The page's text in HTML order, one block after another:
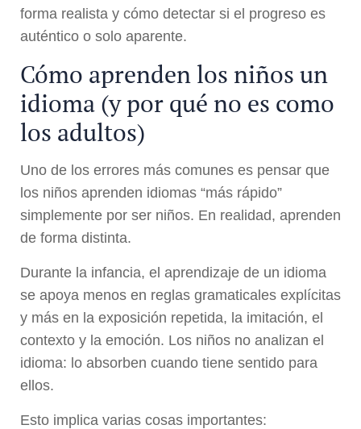
forma realista y cómo detectar si el progreso es
auténtico o solo aparente.
Cómo aprenden los niños un
idioma (y por qué no es como
los adultos)
Uno de los errores más comunes es pensar que
los niños aprenden idiomas “más rápido”
simplemente por ser niños. En realidad, aprenden
de forma distinta.
Durante la infancia, el aprendizaje de un idioma
se apoya menos en reglas gramaticales explícitas
y más en la exposición repetida, la imitación, el
contexto y la emoción. Los niños no analizan el
idioma: lo absorben cuando tiene sentido para
ellos.
Esto implica varias cosas importantes: